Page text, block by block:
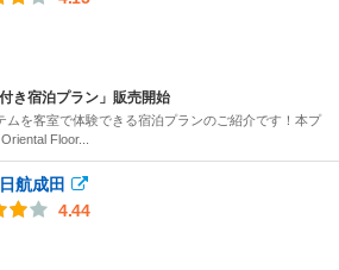
き宿泊プラン」販売開始
ムを客室で体験できる宿泊プランのご紹介です！本プ
Floor...
航成田
4.44